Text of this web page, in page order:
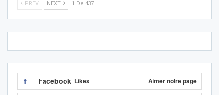
PREV NEXT 1 De 437
Facebook Likes Aimer notre page